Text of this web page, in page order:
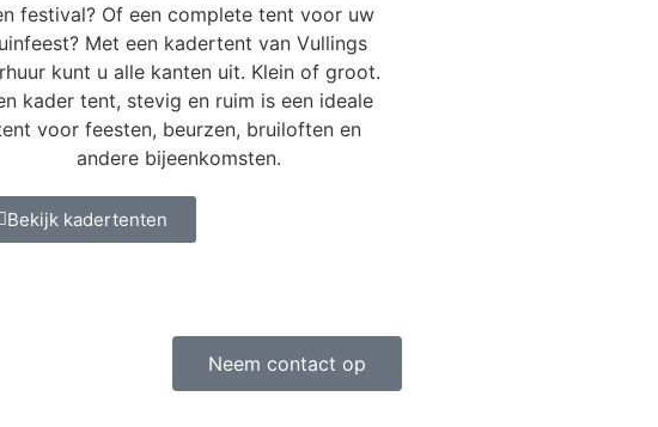
festival? Of een complete tent voor uw
Met een kadertent van Vullings
kunt u alle kanten uit. Klein of groot.
kader tent, stevig en ruim is een ideale
voor feesten, beurzen, bruiloften en
andere bijeenkomsten.
Bekijk kadertenten
Neem contact op